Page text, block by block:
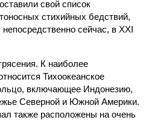
свой список
стихийных бедствий,
сейчас, в XXI
К наиболее
Тихоокеанское
включающее Индонезию,
Северной и Южной Америки.
также расположены на очень